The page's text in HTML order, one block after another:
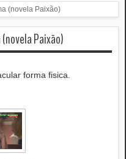
(novela Paixão)
Paixão)
forma fisica.